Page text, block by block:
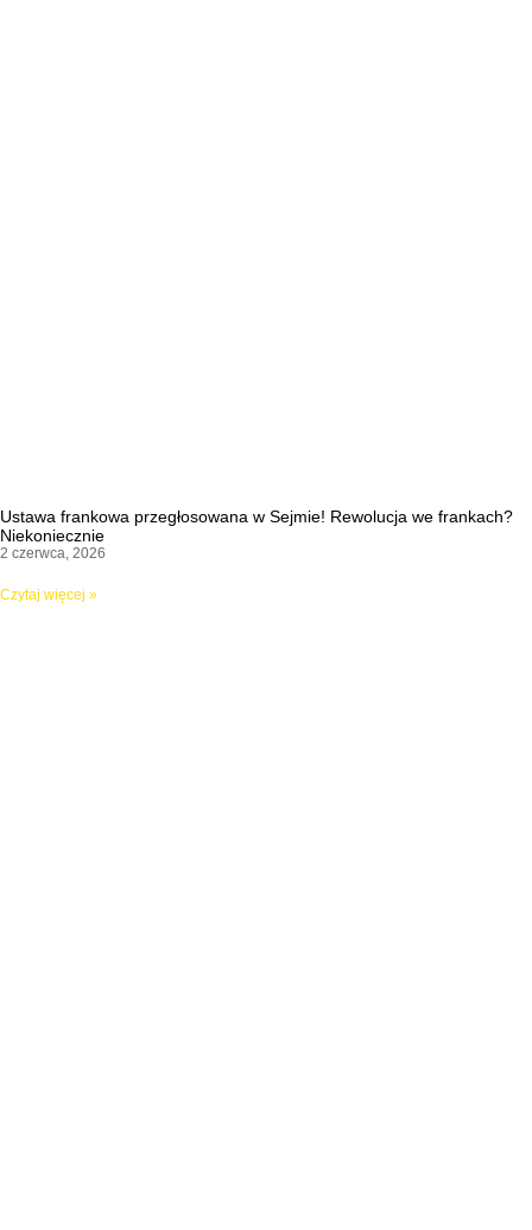
Ustawa frankowa przegłosowana w Sejmie! Rewolucja we frankach?
Niekoniecznie
2 czerwca, 2026
Czytaj więcej »